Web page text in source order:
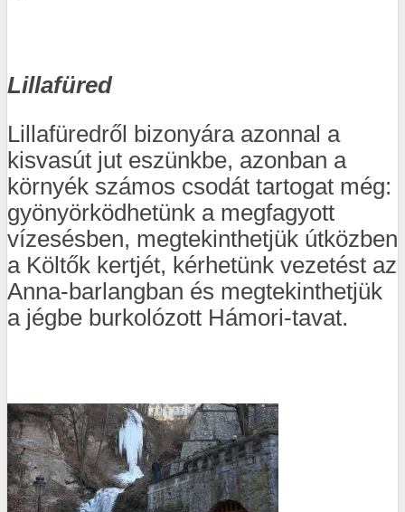
Lillafüred
Lillafüredről bizonyára azonnal a
kisvasút jut eszünkbe, azonban a
környék számos csodát tartogat még:
gyönyörködhetünk a megfagyott
vízesésben, megtekinthetjük útközben
a Költők kertjét, kérhetünk vezetést az
Anna-barlangban és megtekinthetjük
a jégbe burkolózott Hámori-tavat.